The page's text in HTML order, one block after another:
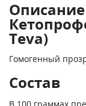
Teva)
Гомогенный
Состав